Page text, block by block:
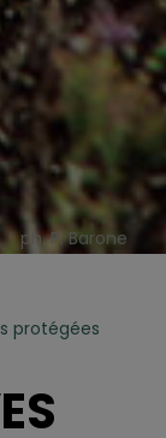
ph. P. Barone
protégées